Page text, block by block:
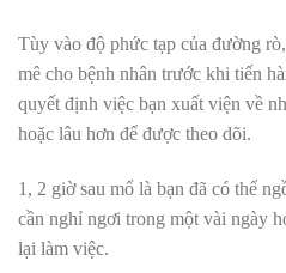
Tùy vào độ phức tạp của đường
mê cho bệnh nhân trước khi tiến
quyết định việc bạn xuất viện về
hoặc lâu hơn để được theo dõi.
1, 2 giờ sau mổ là bạn đã có thể
cần nghỉ ngơi trong một vài ngày
lại làm việc.